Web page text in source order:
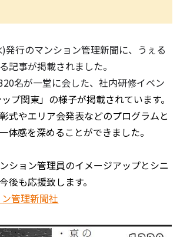
発行のマンション管理新聞に、うぇる
記事が掲載されました。
名が一堂に会した、社内研修イベン
プ関東」の様子が掲載されています。
式やエリア会発表などのプログラムと
体感を深めることができました。
ション管理員のイメージアップとシニ
後も応援致します。
管理新聞社